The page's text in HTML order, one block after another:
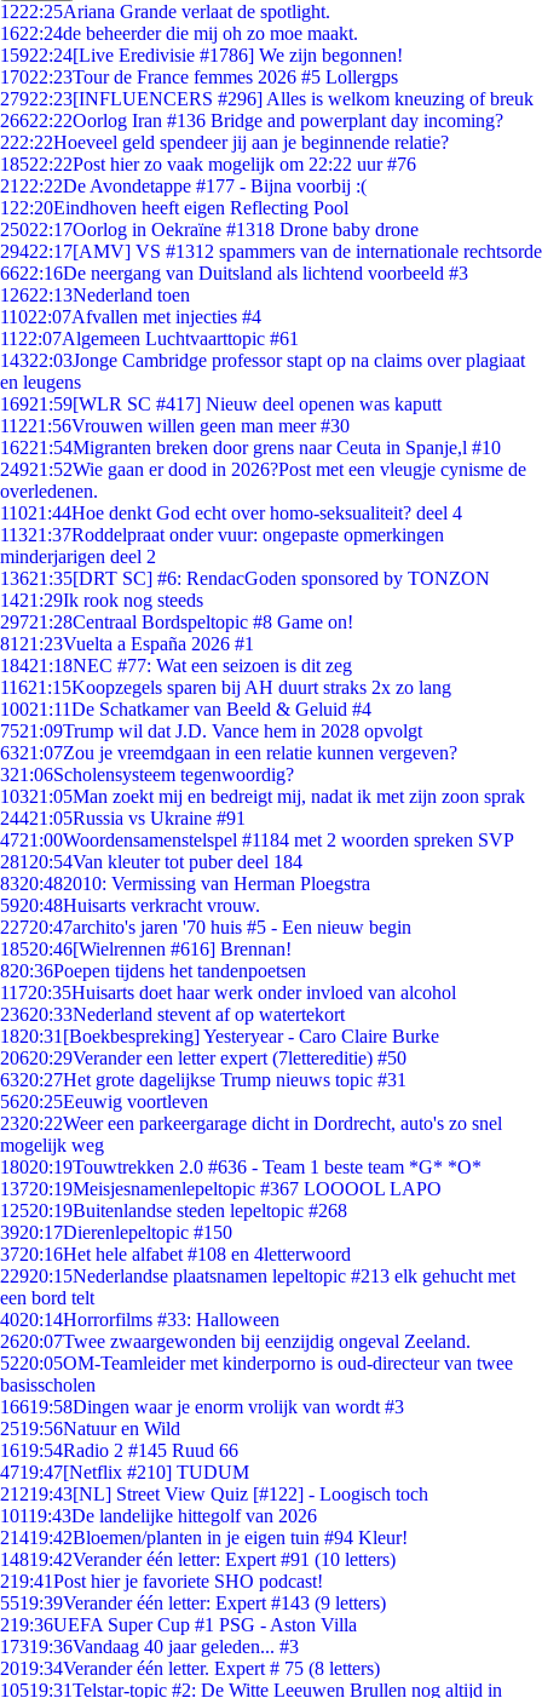
1222:25Ariana Grande verlaat de spotlight.
1622:24de beheerder die mij oh zo moe maakt.
15922:24[Live Eredivisie #1786] We zijn begonnen!
17022:23Tour de France femmes 2026 #5 Lollergps
27922:23[INFLUENCERS #296] Alles is welkom kneuzing of breuk
26622:22Oorlog Iran #136 Bridge and powerplant day incoming?
222:22Hoeveel geld spendeer jij aan je beginnende relatie?
18522:22Post hier zo vaak mogelijk om 22:22 uur #76
21 22:22De Avondetappe #177 - Bijna voorbij :(
1 22:20Eindhoven heeft eigen Reflecting Pool
25022:17Oorlog in Oekraïne #1318 Drone baby drone
29422:17[AMV] VS #1312 spammers van de internationale rechtsorde
6622:16De neergang van Duitsland als lichtend voorbeeld #3
12622:13Nederland toen
11022:07Afvallen met injecties #4
11 22:07Algemeen Luchtvaarttopic #61
14322:03Jonge Cambridge professor stapt op na claims over plagiaat
en leugens
16921:59[WLR SC #417] Nieuw deel openen was kaputt
11221:56Vrouwen willen geen man meer #30
16221:54Migranten breken door grens naar Ceuta in Spanje,l #10
24921:52Wie gaan er dood in 2026?Post met een vleugje cynisme de
overledenen.
11021:44Hoe denkt God echt over homo-seksualiteit? deel 4
11321:37Roddelpraat onder vuur: ongepaste opmerkingen
minderjarigen deel 2
13621:35[DRT SC] #6: RendacGoden sponsored by TONZON
1421:29Ik rook nog steeds
29721:28Centraal Bordspeltopic #8 Game on!
81 21:23Vuelta a España 2026 #1
18421:18NEC #77: Wat een seizoen is dit zeg
11621:15Koopzegels sparen bij AH duurt straks 2x zo lang
10021:11De Schatkamer van Beeld & Geluid #4
7521:09Trump wil dat J.D. Vance hem in 2028 opvolgt
6321:07Zou je vreemdgaan in een relatie kunnen vergeven?
321:06Scholensysteem tegenwoordig?
10321:05Man zoekt mij en bedreigt mij, nadat ik met zijn zoon sprak
24421:05Russia vs Ukraine #91
4721:00Woordensamenstelspel #1184 met 2 woorden spreken SVP
281 20:54Van kleuter tot puber deel 184
8320:482010: Vermissing van Herman Ploegstra
5920:48Huisarts verkracht vrouw.
22720:47archito's jaren '70 huis #5 - Een nieuw begin
18520:46[Wielrennen #616] Brennan!
820:36Poepen tijdens het tandenpoetsen
11720:35Huisarts doet haar werk onder invloed van alcohol
23620:33Nederland stevent af op watertekort
1820:31 [Boekbespreking] Yesteryear - Caro Claire Burke
20620:29Verander een letter expert (7lettereditie) #50
6320:27Het grote dagelijkse Trump nieuws topic #31
5620:25Eeuwig voortleven
2320:22Weer een parkeergarage dicht in Dordrecht, auto's zo snel
mogelijk weg
18020:19Touwtrekken 2.0 #636 - Team 1 beste team *G* *O*
13720:19Meisjesnamenlepeltopic #367 LOOOOL LAPO
12520:19Buitenlandse steden lepeltopic #268
3920:17Dierenlepeltopic #150
3720:16Het hele alfabet #108 en 4letterwoord
22920:15Nederlandse plaatsnamen lepeltopic #213 elk gehucht met
een bord telt
4020:14Horrorfilms #33: Halloween
2620:07Twee zwaargewonden bij eenzijdig ongeval Zeeland.
5220:05OM-Teamleider met kinderporno is oud-directeur van twee
basisscholen
16619:58Dingen waar je enorm vrolijk van wordt #3
2519:56Natuur en Wild
1619:54Radio 2 #145 Ruud 66
4719:47[Netflix #210] TUDUM
21219:43[NL] Street View Quiz [#122] - Loogisch toch
10119:43De landelijke hittegolf van 2026
21419:42Bloemen/planten in je eigen tuin #94 Kleur!
14819:42Verander één letter: Expert #91 (10 letters)
219:41Post hier je favoriete SHO podcast!
5519:39Verander één letter: Expert #143 (9 letters)
219:36UEFA Super Cup #1 PSG - Aston Villa
17319:36Vandaag 40 jaar geleden... #3
2019:34Verander één letter. Expert # 75 (8 letters)
10519:31Telstar-topic #2: De Witte Leeuwen Brullen nog altijd in